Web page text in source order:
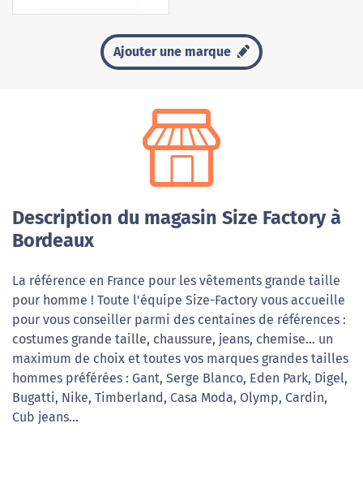
Ajouter une marque
Description du magasin Size Factory à
Bordeaux
La référence en France pour les vêtements grande taille
pour homme ! Toute l'équipe Size-Factory vous accueille
pour vous conseiller parmi des centaines de références :
costumes grande taille, chaussure, jeans, chemise... un
maximum de choix et toutes vos marques grandes tailles
hommes préférées : Gant, Serge Blanco, Eden Park, Digel,
Bugatti, Nike, Timberland, Casa Moda, Olymp, Cardin,
Cub jeans...